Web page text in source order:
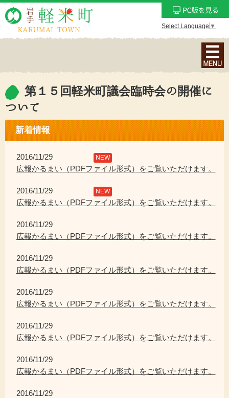
Select Language ▼
ナ
ビ
ー
ン
メ
表
第１５回軽米町議会臨時会の開催に
ついて
新着情報
2016/11/29 NEW
広報かるまい（PDFファイル形式）をご覧いただけます。
2016/11/29 NEW
広報かるまい（PDFファイル形式）をご覧いただけます。
2016/11/29
広報かるまい（PDFファイル形式）をご覧いただけます。
2016/11/29
広報かるまい（PDFファイル形式）をご覧いただけます。
2016/11/29
広報かるまい（PDFファイル形式）をご覧いただけます。
2016/11/29
広報かるまい（PDFファイル形式）をご覧いただけます。
2016/11/29
広報かるまい（PDFファイル形式）をご覧いただけます。
2016/11/29